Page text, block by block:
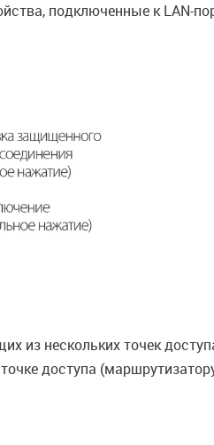
подключенные к LAN-
из нескольких точек
доступа